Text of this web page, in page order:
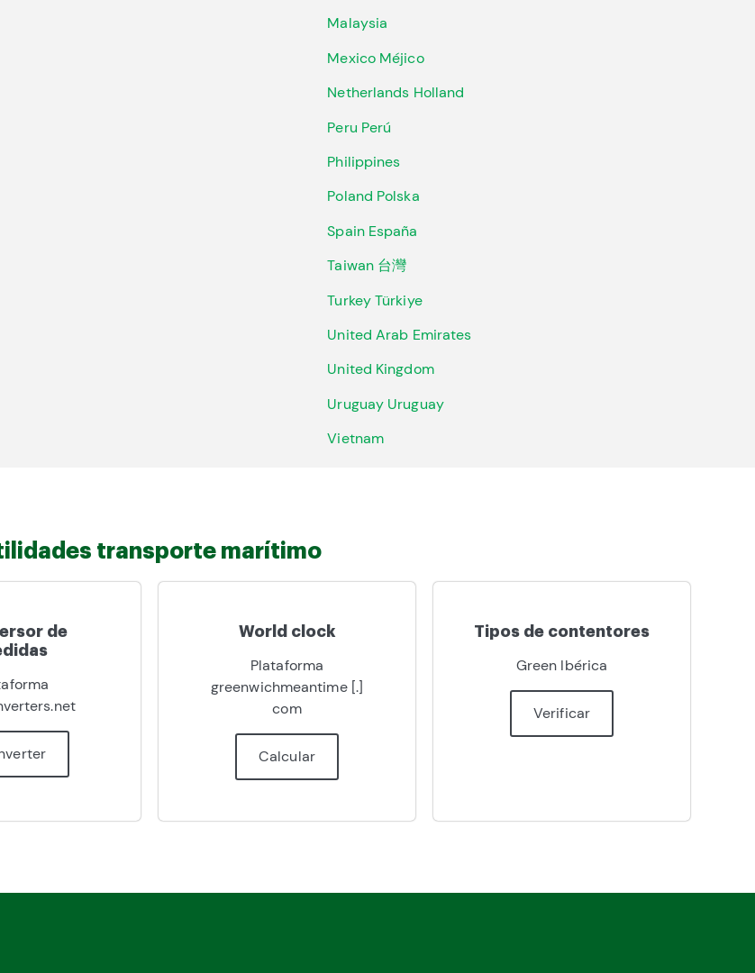
Malaysia
Mexico Méjico
Netherlands Holland
Peru Perú
Philippines
Poland Polska
Spain España
Taiwan 台灣
Turkey Türkiye
United Arab Emirates
United Kingdom
Uruguay Uruguay
Vietnam
transporte marítimo
de
World clock
Plataforma
greenwichmeantime [.]
com
Calcular
Tipos de contentores
Green Ibérica
Verificar